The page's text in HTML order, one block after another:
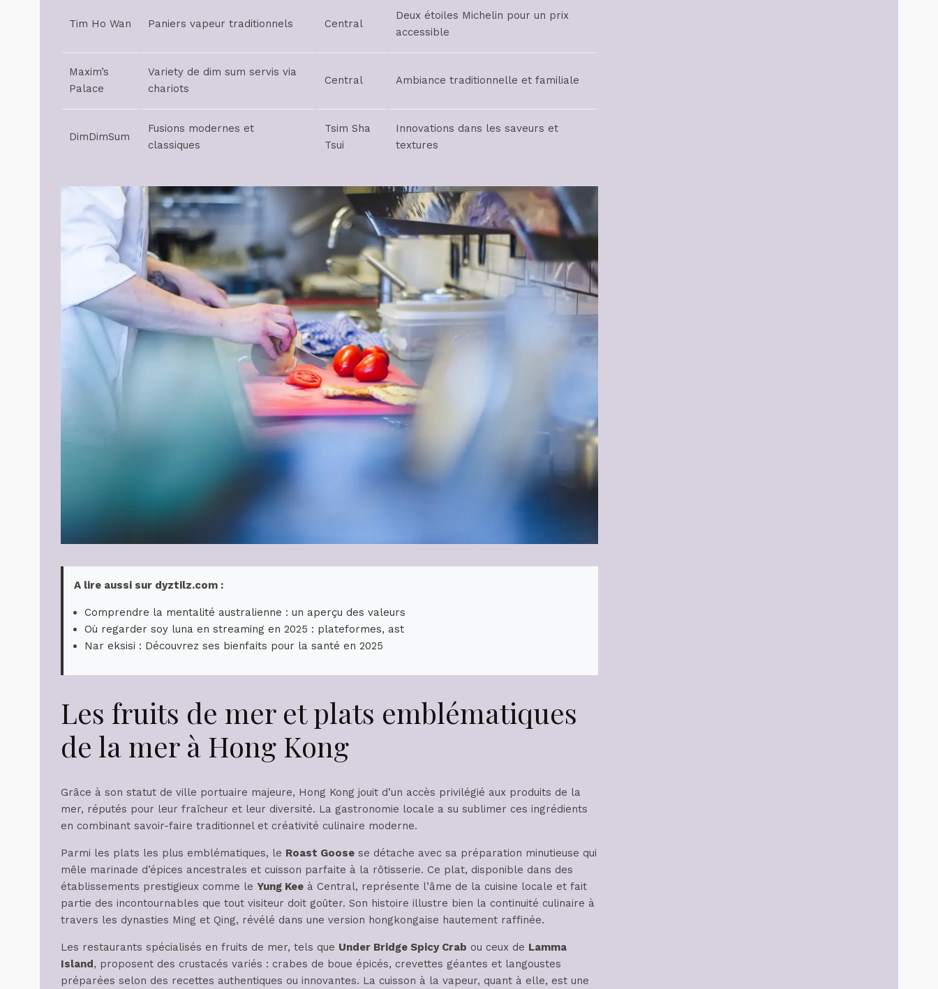
Tim Ho Wan Paniers vapeur traditionnels Central
Deux étoiles Michelin pour un prix
accessible
Maxim’s
Palace
Variety de dim sum servis via
chariots
Central Ambiance traditionnelle et familiale
DimDimSum
Fusions modernes et
classiques
Tsim Sha
Tsui
Innovations dans les saveurs et
textures
A lire aussi sur dyztilz.com :
Comprendre la mentalité australienne : un aperçu des valeurs
Où regarder soy luna en streaming en 2025 : plateformes, ast
Nar eksisi : Découvrez ses bienfaits pour la santé en 2025
Les fruits de mer et plats emblématiques
de la mer à Hong Kong
Grâce à son statut de ville portuaire majeure, Hong Kong jouit d’un accès privilégié aux produits de la
mer, réputés pour leur fraîcheur et leur diversité. La gastronomie locale a su sublimer ces ingrédients
en combinant savoir-faire traditionnel et créativité culinaire moderne.
Parmi les plats les plus emblématiques, le Roast Goose se détache avec sa préparation minutieuse qui
mêle marinade d’épices ancestrales et cuisson parfaite à la rôtisserie. Ce plat, disponible dans des
établissements prestigieux comme le Yung Kee à Central, représente l’âme de la cuisine locale et fait
partie des incontournables que tout visiteur doit goûter. Son histoire illustre bien la continuité culinaire à
travers les dynasties Ming et Qing, révélé dans une version hongkongaise hautement raffinée.
Les restaurants spécialisés en fruits de mer, tels que Under Bridge Spicy Crab ou ceux de Lamma
Island, proposent des crustacés variés : crabes de boue épicés, crevettes géantes et langoustes
préparées selon des recettes authentiques ou innovantes. La cuisson à la vapeur, quant à elle, est une